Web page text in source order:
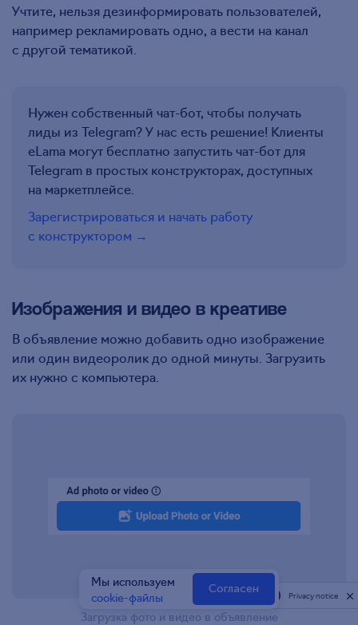
Учтите, нельзя дезинформировать пользователей,
например рекламировать одно, а вести на канал
с другой тематикой.
Нужен собственный чат-бот, чтобы получать
лиды из Telegram? У нас есть решение! Клиенты
eLama могут бесплатно запустить чат-бот для
Telegram в простых конструкторах, доступных
на маркетплейсе.
Зарегистрироваться и начать работу
с конструктором →
Изображения и видео в креативе
В объявление можно добавить одно изображение
или один видеоролик до одной минуты. Загрузить
их нужно с компьютера.
Загрузка фото и видео в объявление
Мы используем
cookie-файлы
Согласен Privacy notice